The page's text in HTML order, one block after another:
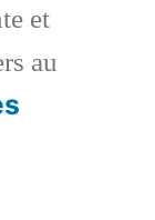
et
au